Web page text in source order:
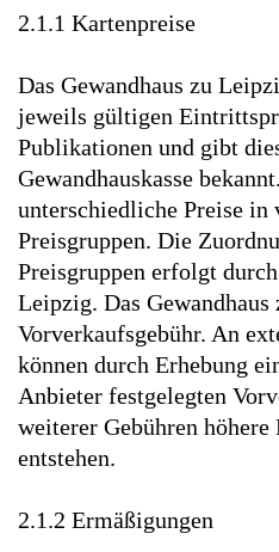
2.1.1 Kartenpreise
Das Gewandhaus zu
jeweils gültigen
Publikationen und gibt
Gewandhauskasse
unterschiedliche Preise in
Preisgruppen. Die
Preisgruppen erfolgt
Leipzig. Das
Vorverkaufsgebühr. An
können durch Erhebung
Anbieter festgelegten
weiterer Gebühren
entstehen.
2.1.2 Ermäßigungen